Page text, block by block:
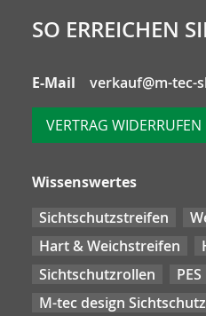
SO ERREICHEN
E-Mail verkauf@m-tec-
VERTRAG WIDERRUFEN
Wissenswertes
Sichtschutzstreifen
Hart & Weichstreifen
Sichtschutzrollen
M-tec design